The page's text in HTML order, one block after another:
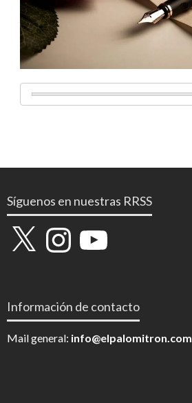
Síguenos en nuestras RRSS
X InstagramYouTube
Información de contacto
Mail general: info@elpalomitron.com